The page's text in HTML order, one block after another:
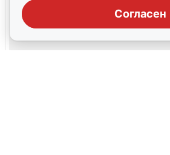
Согласен